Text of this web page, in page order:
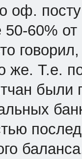
оф.
50-60%
же. Т.е.
были